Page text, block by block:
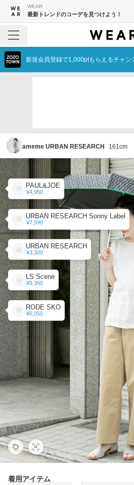
WEAR
最新トレンドのコーデを見つけよう！
新規会員登録で1,000ptもらえるチャン
ameme URBAN RESEARCH 161cm
PAUL&JOE
¥4,950
URBAN RESEARCH Sonny Label
¥7,590
URBAN RESEARCH
¥3,300
LS Scene
¥9,350
RODE SKO
¥6,050
着用アイテム